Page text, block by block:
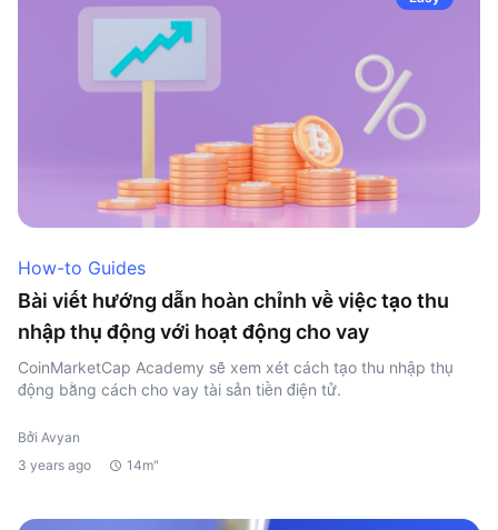
How-to Guides
Bài viết hướng dẫn hoàn chỉnh về việc tạo thu
nhập thụ động với hoạt động cho vay
CoinMarketCap Academy sẽ xem xét cách tạo thu nhập thụ
động bằng cách cho vay tài sản tiền điện tử.
Bởi Avyan
3 years ago
14m"